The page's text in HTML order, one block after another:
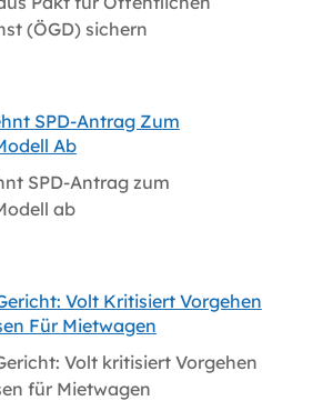
(ÖGD) sichern
SPD-Antrag Zum
Ab
SPD-Antrag zum
ab
Volt Kritisiert Vorgehen
Für Mietwagen
Volt kritisiert Vorgehen
für Mietwagen